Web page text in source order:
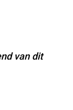
van dit